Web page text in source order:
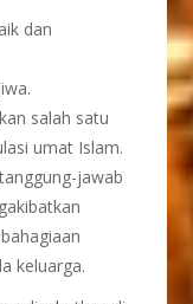
dan
salah satu
umat Islam.
jawab
keluarga.